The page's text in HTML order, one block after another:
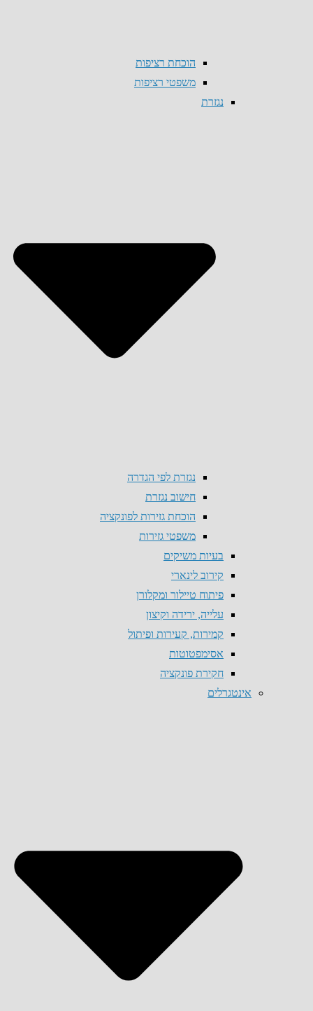
הוכחת רציפות
משפטי רציפות
נגזרת
נגזרת לפי הגדרה
חישוב נגזרת
הוכחת גזירות לפונקציה
משפטי גזירות
בעיות משיקים
קירוב לינארי
פיתוח טיילור ומקלורן
עלייה, ירידה וקיצון
קמירות, קעירות ופיתול
אסימפטוטות
חקירת פונקציה
אינטגרלים